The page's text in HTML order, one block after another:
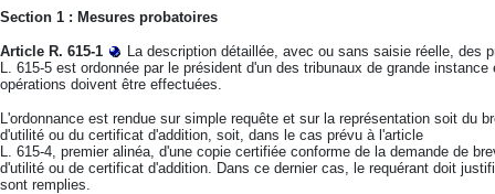
Section 1 : Mesures probatoires
Article R. 615-1
La description détaillée, avec ou sans saisie réelle, des
L. 615-5 est ordonnée par le président d'un des tribunaux de grande
opérations doivent être effectuées.
L'ordonnance est rendue sur simple requête et sur la représentation soit du
d'utilité ou du certificat d'addition, soit, dans le cas prévu à l'article
L. 615-4, premier alinéa, d'une copie certifiée conforme de la demande de
d'utilité ou de certificat d'addition. Dans ce dernier cas, le requérant doit
sont remplies.